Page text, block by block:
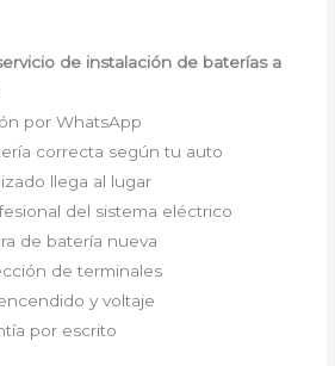
de instalación de baterías a
por WhatsApp
correcta según tu auto
llega al lugar
del sistema eléctrico
de batería nueva
de terminales
y voltaje
por escrito